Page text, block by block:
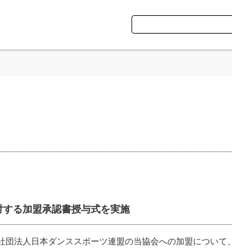
る加盟承認書授与式を実施
法人日本ダンススポーツ連盟の当協会への加盟につい